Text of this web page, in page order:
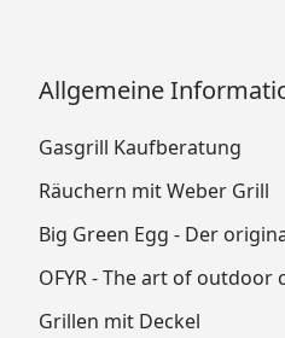
Allgemeine
Gasgrill Kaufberatung
Räuchern mit Weber Grill
Big Green Egg - Der
OFYR - The art of outdoor
Grillen mit Deckel